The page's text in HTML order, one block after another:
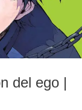
del ego |